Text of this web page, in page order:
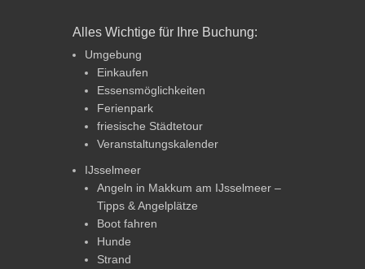
Alles Wichtige für Ihre Buchung:
Umgebung
Einkaufen
Essensmöglichkeiten
Ferienpark
friesische Städtetour
Veranstaltungskalender
IJsselmeer
Angeln in Makkum am IJsselmeer –
Tipps & Angelplätze
Boot fahren
Hunde
Strand